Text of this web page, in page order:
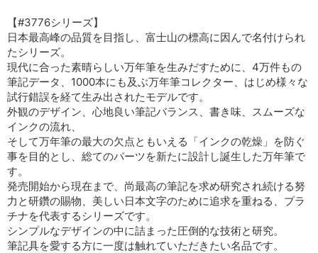
【#3776シリーズ】
日本最高峰の品質を目指し、富士山の標高に因んで名付けられ
たシリーズ。
現代に合った素晴らしい万年筆を生みだすために、4万件もの
筆記データ、1000本にも及ぶ万年筆コレクター、はじめ様々な
試行錯誤を経て生み出されたモデルです。
外観のデザイン、心地良い筆記バランス、書き味、スムーズな
インクの流れ、
そして万年筆の最大の欠点ともいえる「インクの乾燥」を防ぐ
事を目的とし、総てのパーツを新たに設計し誕生した万年筆で
す。
発売開始から現在まで、尚最高の筆記を求め研究され続ける努
力と研鑽の賜物、美しい日本文字のために追求を重ねる、プラ
チナを代表するシリーズです。
シンプルなデザインの中に詰まった圧倒的な技術と研究。
筆記具を愛する方に一度は触れていただきたい名品です。